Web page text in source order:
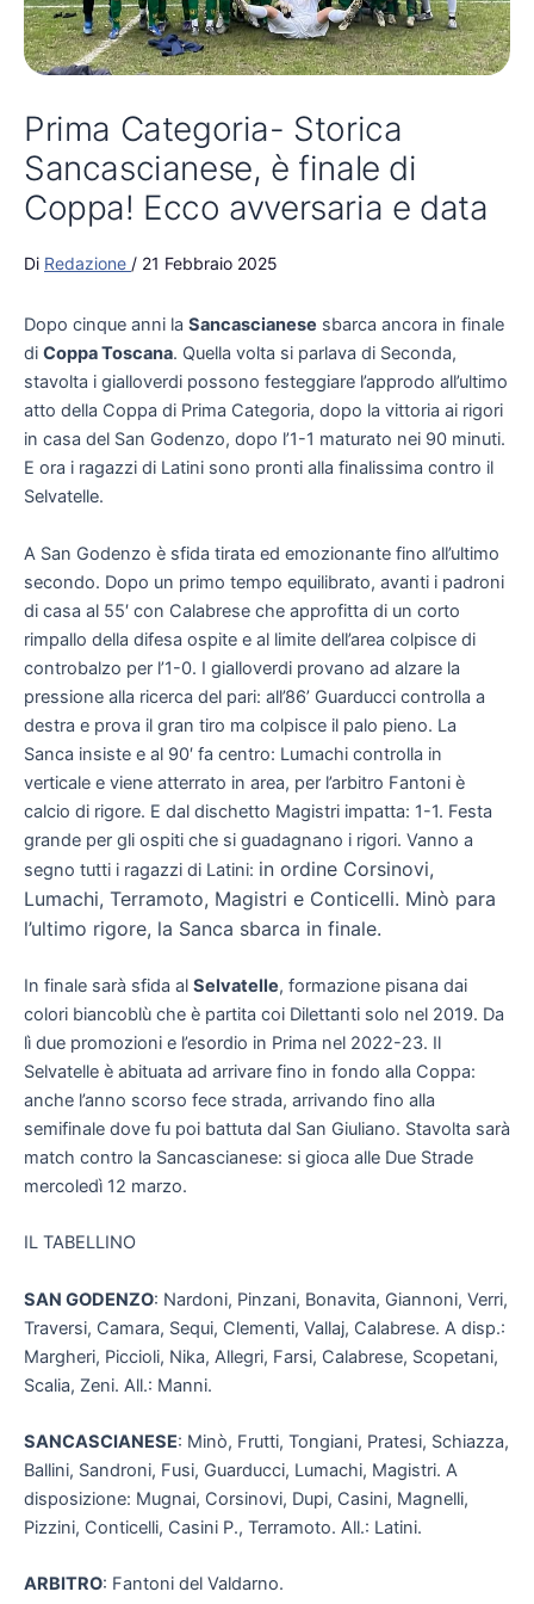
Prima Categoria- Storica
Sancascianese, è finale di
Coppa! Ecco avversaria e data
Di Redazione / 21 Febbraio 2025
Dopo cinque anni la Sancascianese sbarca ancora in finale
di Coppa Toscana. Quella volta si parlava di Seconda,
stavolta i gialloverdi possono festeggiare l’approdo all’ultimo
atto della Coppa di Prima Categoria, dopo la vittoria ai rigori
in casa del San Godenzo, dopo l’1-1 maturato nei 90 minuti.
E ora i ragazzi di Latini sono pronti alla finalissima contro il
Selvatelle.
A San Godenzo è sfida tirata ed emozionante fino all’ultimo
secondo. Dopo un primo tempo equilibrato, avanti i padroni
di casa al 55′ con Calabrese che approfitta di un corto
rimpallo della difesa ospite e al limite dell’area colpisce di
controbalzo per l’1-0. I gialloverdi provano ad alzare la
pressione alla ricerca del pari: all’86’ Guarducci controlla a
destra e prova il gran tiro ma colpisce il palo pieno. La
Sanca insiste e al 90′ fa centro: Lumachi controlla in
verticale e viene atterrato in area, per l’arbitro Fantoni è
calcio di rigore. E dal dischetto Magistri impatta: 1-1. Festa
grande per gli ospiti che si guadagnano i rigori. Vanno a
segno tutti i ragazzi di Latini: in ordine Corsinovi,
Lumachi, Terramoto, Magistri e Conticelli. Minò para
l’ultimo rigore, la Sanca sbarca in finale.
In finale sarà sfida al Selvatelle, formazione pisana dai
colori biancoblù che è partita coi Dilettanti solo nel 2019. Da
lì due promozioni e l’esordio in Prima nel 2022-23. Il
Selvatelle è abituata ad arrivare fino in fondo alla Coppa:
anche l’anno scorso fece strada, arrivando fino alla
semifinale dove fu poi battuta dal San Giuliano. Stavolta sarà
match contro la Sancascianese: si gioca alle Due Strade
mercoledì 12 marzo.
IL TABELLINO
SAN GODENZO: Nardoni, Pinzani, Bonavita, Giannoni, Verri,
Traversi, Camara, Sequi, Clementi, Vallaj, Calabrese. A disp.:
Margheri, Piccioli, Nika, Allegri, Farsi, Calabrese, Scopetani,
Scalia, Zeni. All.: Manni.
SANCASCIANESE: Minò, Frutti, Tongiani, Pratesi, Schiazza,
Ballini, Sandroni, Fusi, Guarducci, Lumachi, Magistri. A
disposizione: Mugnai, Corsinovi, Dupi, Casini, Magnelli,
Pizzini, Conticelli, Casini P., Terramoto. All.: Latini.
ARBITRO: Fantoni del Valdarno.